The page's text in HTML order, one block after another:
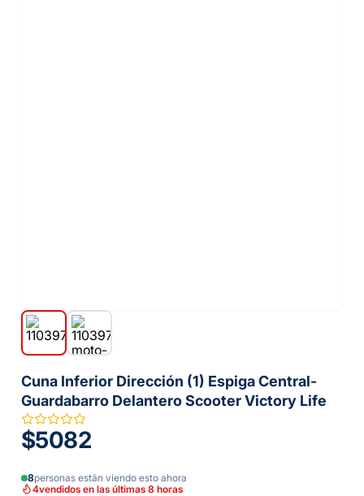
Cuna Inferior Dirección (1) Espiga Central-
Guardabarro Delantero Scooter Victory Life
$5082
8personas están viendo esto ahora
4vendidos en las últimas 8 horas